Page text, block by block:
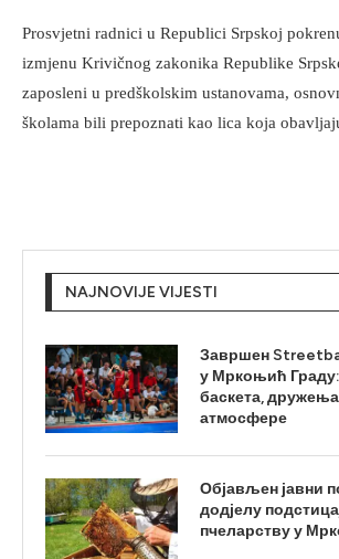
Prosvjetni radnici u Republici Srpskoj
izmjenu Krivičnog zakonika Republike
zaposleni u predškolskim ustanovama,
školama bili prepoznati kao lica koja
NAJNOVIJE VIJESTI
Завршен
у Мркоњић
баскета, дружења
атмосфере
Објављен јавни
додјелу
пчеларству у